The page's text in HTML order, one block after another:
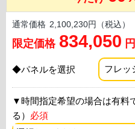
通常価格 2,100,230円（税込）
限定価格 834,050
◆パネルを選択
▼時間指定希望の場合は有料
る） 必須